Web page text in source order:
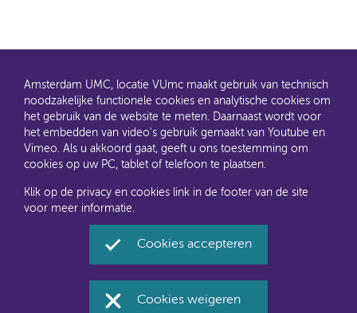
AMC en VUmc zijn al een tijdje samen Amsterdam UMC.
Dit gaat u ook merken aan de websites: steeds meer
amsterdamumc.org
cookies
Amsterdam UMC, locatie VUmc maakt gebruik van technisch
noodzakelijke functionele cookies en analytische cookies om
het gebruik van de website te meten. Daarnaast wordt voor
het embedden van video's gebruik gemaakt van Youtube en
Vimeo. Als u akkoord gaat, geeft u ons toestemming om
cookies op uw PC, tablet of telefoon te plaatsen.
Klik op de privacy en cookies link in de footer van de site
voor meer informatie.
Cookies accepteren
Cookies weigeren